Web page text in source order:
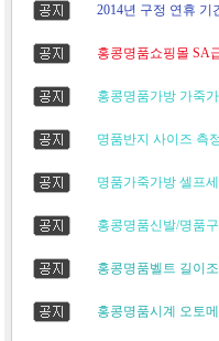
2014년 구정 연휴
홍콩명품쇼핑몰 SA
홍콩명품가방 가죽
명품반지 사이즈 측
명품가죽가방 셀프
홍콩명품신발/명품
홍콩명품벨트 길이
홍콩명품시계 오토